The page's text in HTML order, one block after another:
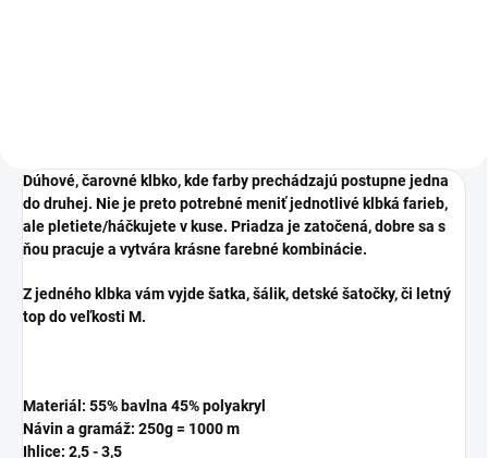
Dúhové, čarovné klbko, kde farby prechádzajú postupne jedna
do druhej. Nie je preto potrebné meniť jednotlivé klbká farieb,
ale pletiete/háčkujete v kuse. Priadza je zatočená, dobre sa s
ňou pracuje a vytvára krásne farebné kombinácie.
Z jedného klbka vám vyjde šatka, šálik, detské šatočky, či letný
top do veľkosti M.
Materiál: 55% bavlna 45% polyakryl
Návin a gramáž: 250g = 1000 m
Ihlice: 2,5 - 3,5